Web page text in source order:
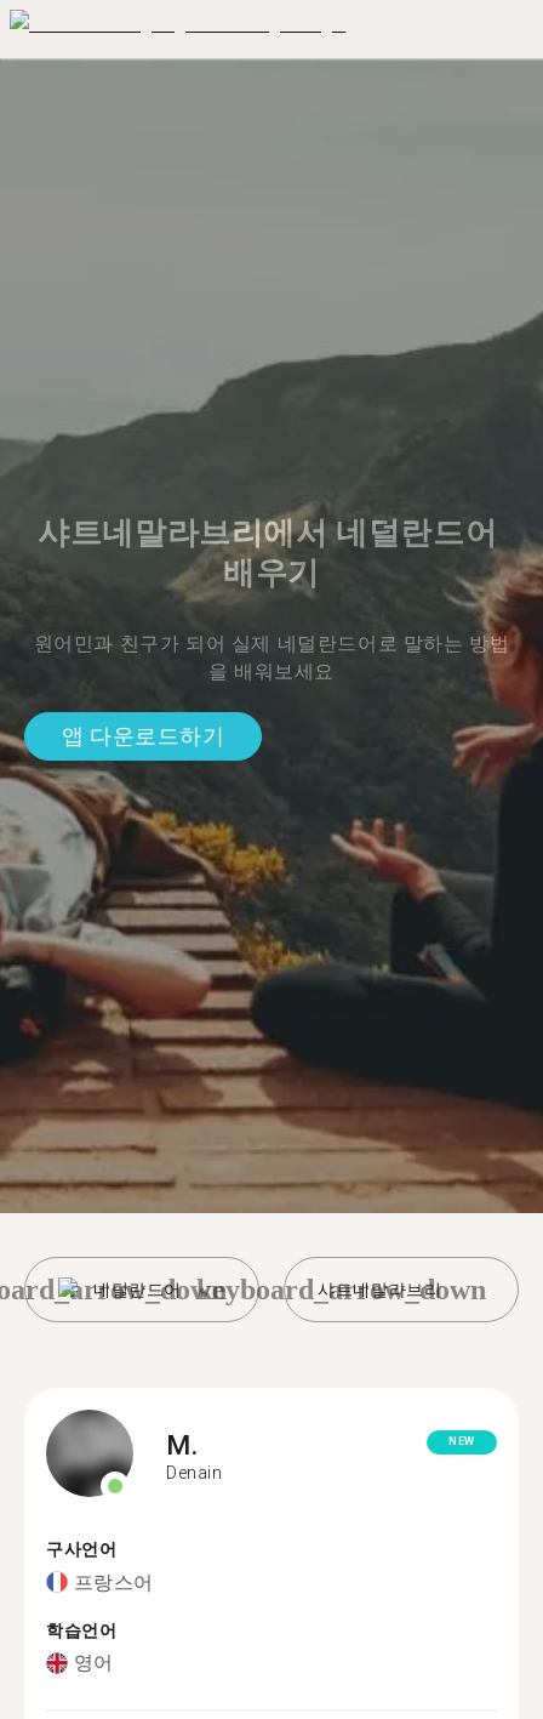
샤트네말라브리에서 네덜란드어
배우기
원어민과 친구가 되어 실제 네덜란드어로 말하는 방법
을 배워보세요
앱 다운로드하기
네덜란드어 샤트네말라브리
keyboard_arrow_down
M.
Denain
NEW
구사언어
프랑스어
학습언어
영어